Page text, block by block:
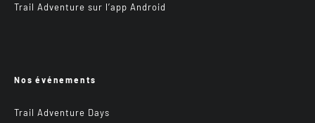
Trail Adventure sur l’app Android
Nos événements
Trail Adventure Days